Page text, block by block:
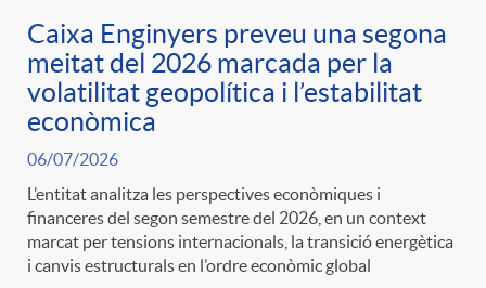
Caixa Enginyers preveu una segona
meitat del 2026 marcada per la
volatilitat geopolítica i l’estabilitat
econòmica
06/07/2026
L’entitat analitza les perspectives econòmiques i
financeres del segon semestre del 2026, en un context
marcat per tensions internacionals, la transició energètica
i canvis estructurals en l’ordre econòmic global